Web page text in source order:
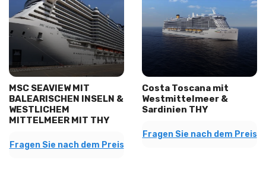
MSC SEAVIEW MIT
BALEARISCHEN INSELN &
WESTLICHEM
MITTELMEER MIT THY
Fragen Sie nach dem Preis
Costa Toscana mit
Westmittelmeer &
Sardinien THY
Fragen Sie nach dem Preis